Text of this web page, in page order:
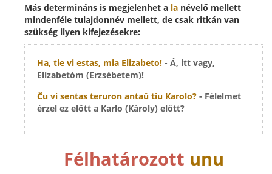
Más determináns is megjelenhet a la névelő mellett
mindenféle tulajdonnév mellett, de csak ritkán van
szükség ilyen kifejezésekre:
Ha, tie vi estas, mia Elizabeto! - Á, itt vagy,
Elizabetóm (Erzsébetem)!
Ĉu vi sentas teruron antaŭ tiu Karolo? - Félelmet
érzel ez előtt a Karlo (Károly) előtt?
Félhatározott unu